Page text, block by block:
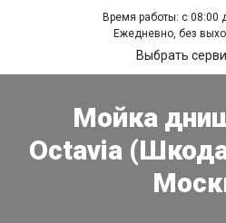
Время работы: с 08:00
Ежедневно, без
Выбрать
Мойка
Octavia